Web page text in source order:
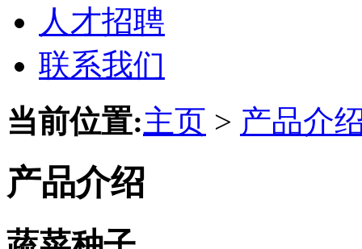
人才招聘
联系我们
当前位置:主页 > 产品介
产品介绍